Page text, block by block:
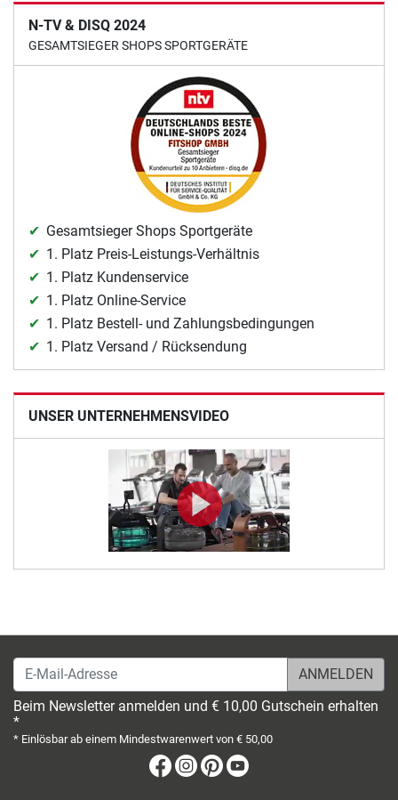
N-TV & DISQ 2024
GESAMTSIEGER SHOPS SPORTGERÄTE
Gesamtsieger Shops Sportgeräte
1. Platz Preis-Leistungs-Verhältnis
1. Platz Kundenservice
1. Platz Online-Service
1. Platz Bestell- und Zahlungsbedingungen
1. Platz Versand / Rücksendung
UNSER UNTERNEHMENSVIDEO
E-Mail-Adresse
Beim Newsletter anmelden und € 10,00 Gutschein erhalten
*
* Einlösbar ab einem Mindestwarenwert von € 50,00
Facebook
Instagram
Pinterest